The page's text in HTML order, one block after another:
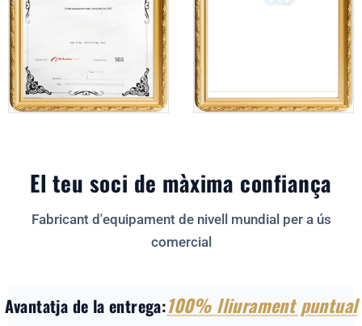
El teu soci de màxima confiança
Fabricant d'equipament de nivell mundial per a ús
comercial
Avantatja de la entrega:100% lliurament puntual